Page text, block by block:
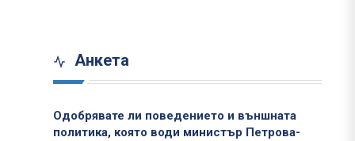
Анкета
Одобрявате ли поведението и външната
политика, която води министър Петрова-